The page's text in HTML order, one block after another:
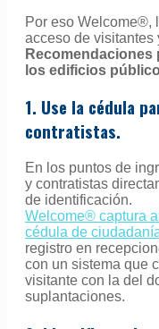
Por eso Welcome®,
acceso de visitantes
Recomendaciones
los edificios
1. Use la cédula
contratistas.
En los puntos de
y contratistas
de identificación.
Welcome® captura
cédula de
registro en
con un sistema que
visitante con la del
suplantaciones.